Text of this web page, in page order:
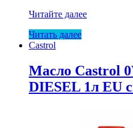
Масло
5W30
EDGE
5л
Читайте далее
Читать далее
Castrol
Масло Castrol
DIESEL 1л EU